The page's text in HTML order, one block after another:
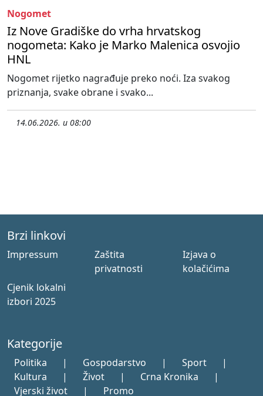
Nogomet
Iz Nove Gradiške do vrha hrvatskog
nogometa: Kako je Marko Malenica osvojio
HNL
Nogomet rijetko nagrađuje preko noći. Iza svakog
priznanja, svake obrane i svako...
14.06.2026. u 08:00
Brzi linkovi
Impressum
Zaštita
privatnosti
Izjava o
kolačićima
Cjenik lokalni
izbori 2025
Kategorije
Politika | Gospodarstvo | Sport
|
Kultura
| Život | Crna Kronika
|
Vjerski život
| Promo